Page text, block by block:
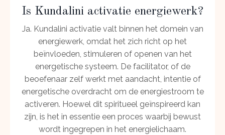
Is Kundalini activatie energiewerk?
Ja. Kundalini activatie valt binnen het domein van
energiewerk, omdat het zich richt op het
beïnvloeden, stimuleren of openen van het
energetische systeem. De facilitator, of de
beoefenaar zelf werkt met aandacht, intentie of
energetische overdracht om de energiestroom te
activeren. Hoewel dit spiritueel geïnspireerd kan
zijn, is het in essentie een proces waarbij bewust
wordt ingegrepen in het energielichaam.